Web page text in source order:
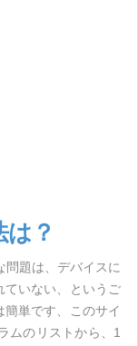
？
題は、デバイスに
ていない、というご
単です、このサイ
ムのリストから、1